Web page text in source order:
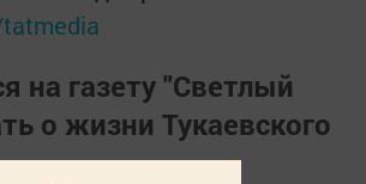
на газету "Светлый
о жизни Тукаевского